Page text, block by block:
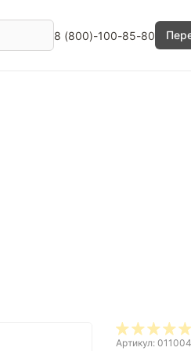
8 (800)-100-85-80
Артикул: